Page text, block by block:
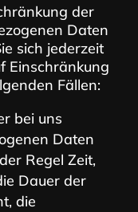
der
Daten
sich jederzeit
Einschränkung
Fällen:
bei uns
Daten
Regel Zeit,
Dauer der
die